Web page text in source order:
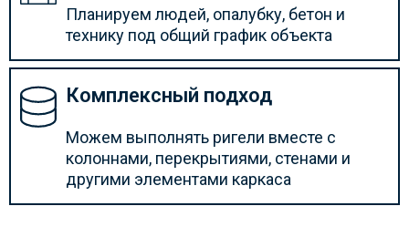
Планируем людей, опалубку, бетон и
технику под общий график объекта
Комплексный подход
Можем выполнять ригели вместе с
колоннами, перекрытиями, стенами и
другими элементами каркаса